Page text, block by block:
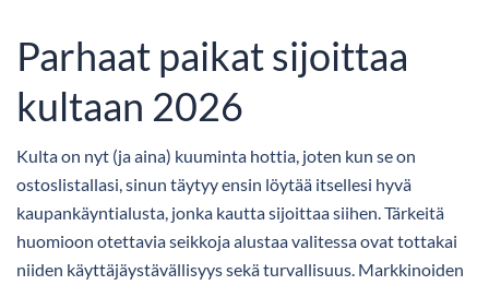
Parhaat paikat sijoittaa
kultaan 2026
Kulta on nyt (ja aina) kuuminta hottia, joten kun se on
ostoslistallasi, sinun täytyy ensin löytää itsellesi hyvä
kaupankäyntialusta, jonka kautta sijoittaa siihen. Tärkeitä
huomioon otettavia seikkoja alustaa valitessa ovat tottakai
niiden käyttäjäystävällisyys sekä turvallisuus. Markkinoiden